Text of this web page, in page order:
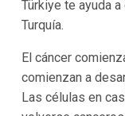
Türkiye te ayuda
Turquía.
El cáncer
comienzan a
Las células en